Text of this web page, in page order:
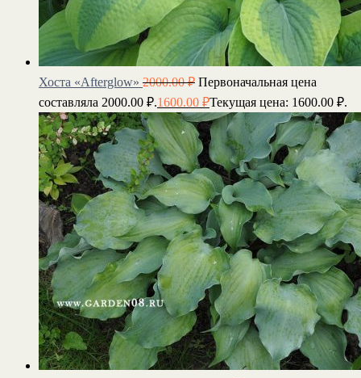
Хоста «Afterglow» 2000.00₽ Первоначальная цена
составляла 2000.00 ₽.1600.00 ₽Текущая цена: 1600.00 ₽.